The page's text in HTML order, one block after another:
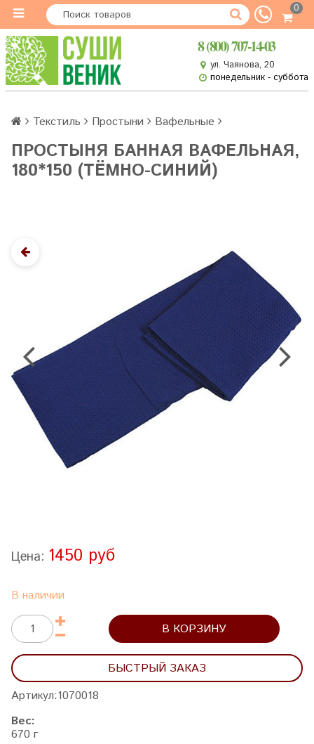
0
8 (800) 707-14-03
ул. Чаянова, 20
понедельник - суббота
Текстиль Простыни Вафельные
ПРОСТЫНЯ БАННАЯ ВАФЕЛЬНАЯ,
180*150 (ТЁМНО-СИНИЙ)
Цена: 1450 руб
В наличии
В КОРЗИНУ
БЫСТРЫЙ ЗАКАЗ
Артикул:1070018
Вес:
670 г